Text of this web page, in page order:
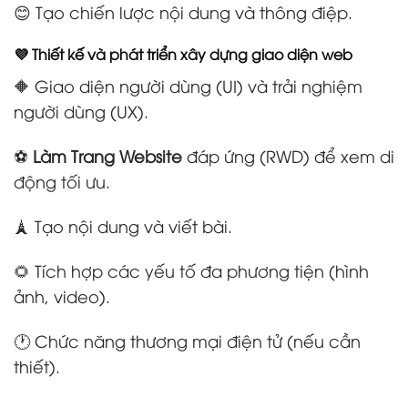
😊 Tạo chiến lược nội dung và thông điệp.
💜 Thiết kế và phát triển xây dựng giao diện web
🔶 Giao diện người dùng (UI) và trải nghiệm
người dùng (UX).
⚽ Làm Trang Website đáp ứng (RWD) để xem di
động tối ưu.
🗼 Tạo nội dung và viết bài.
🌻 Tích hợp các yếu tố đa phương tiện (hình
ảnh, video).
🕐 Chức năng thương mại điện tử (nếu cần
thiết).